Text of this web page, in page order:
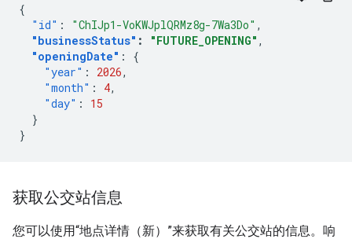
{
"id" : "ChIJp1-VoKWJplQRMz8g-7Wa3Do" ,
"businessStatus" : "FUTURE_OPENING" ,
"openingDate" :
{
"year" : 2026,
"month" : 4,
"day" :
15
}
}
获取公交站信息
您可以使用“地点详情（新）”来获取有关公交站的信息。响